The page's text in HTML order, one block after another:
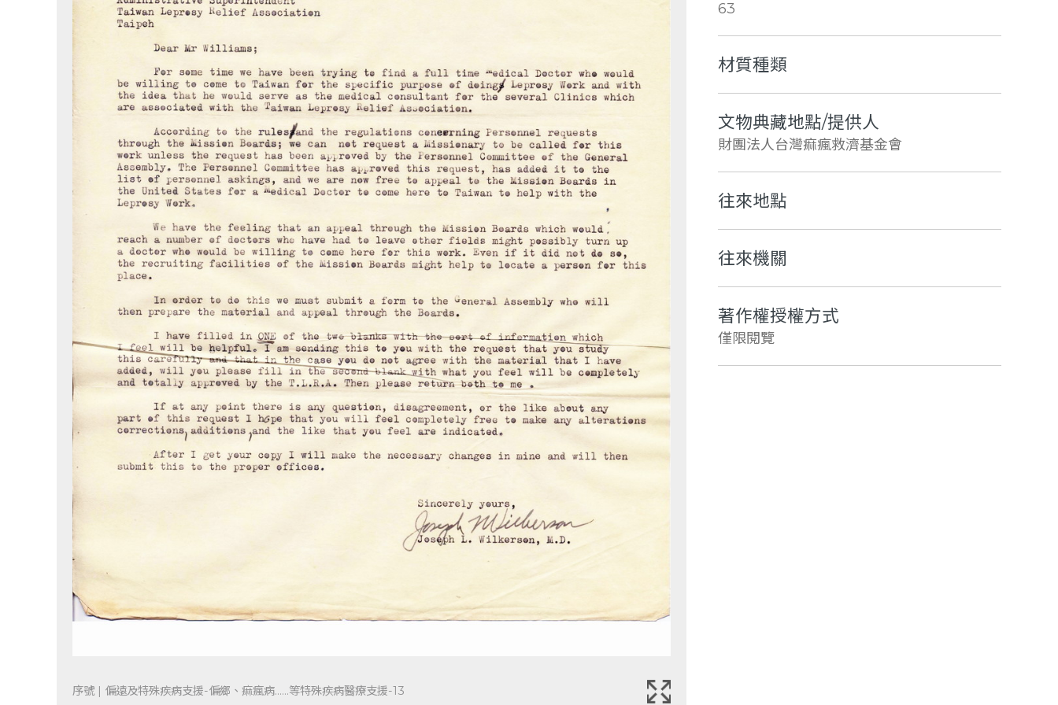
序號 | 偏遠及特殊疾病支援-偏鄉、痲瘋病……等特殊疾病醫療支援-13
63
材質種類
文物典藏地點/提供人
財團法人台灣痲瘋救濟基金會
往來地點
往來機關
著作權授權方式
僅限閱覽